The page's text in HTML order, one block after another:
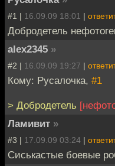
#1 | 16.09.09 18:01 |
Добродетель
alex2345 »
#2 | 16.09.09 19:27 |
Кому: Русалочка, #1
> Добродетель
Ламивит »
#3 | 17.09.09 03:24 |
Сиськастые боевые